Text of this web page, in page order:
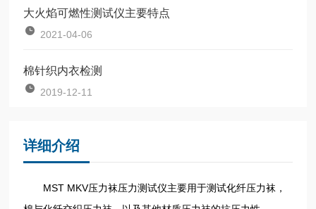
大火焰可燃性测试仪主要特点
2021-04-06
棉针织内衣检测
2019-12-11
详细介绍
MST MKV压力袜压力测试仪主要用于测试化纤压力袜，